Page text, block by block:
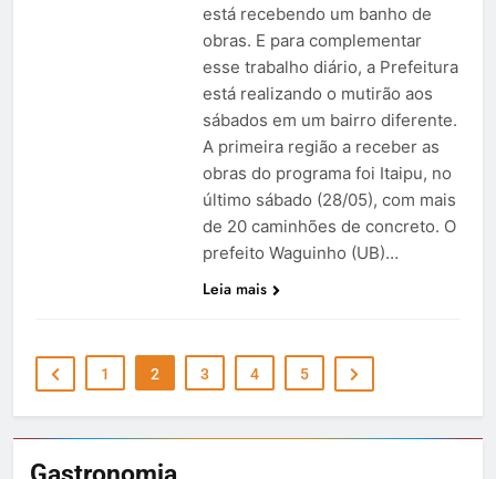
está recebendo um banho de
obras. E para complementar
esse trabalho diário, a Prefeitura
está realizando o mutirão aos
sábados em um bairro diferente.
A primeira região a receber as
obras do programa foi Itaipu, no
último sábado (28/05), com mais
de 20 caminhões de concreto. O
prefeito Waguinho (UB)…
Leia mais
1 2 3 4 5